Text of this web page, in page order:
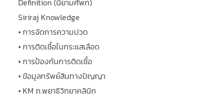
Definition (นิยามศัพท์)
Siriraj Knowledge
• การจัดการความปวด
• การติดเชื้อในกระแสเลือด
• การป้องกันการติดเชื้อ
• ข้อมูลทรัพย์สินทางปัญญา
• KM ภ.พยาธิวิทยาคลินิก